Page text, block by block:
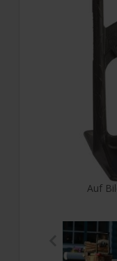
Auf